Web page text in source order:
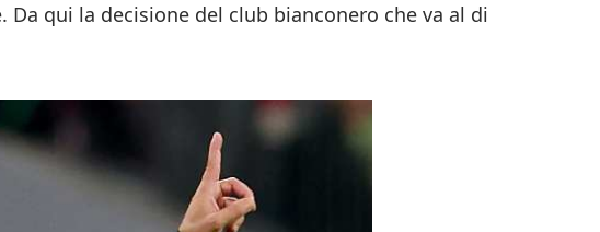
qui la decisione del club bianconero che va al di